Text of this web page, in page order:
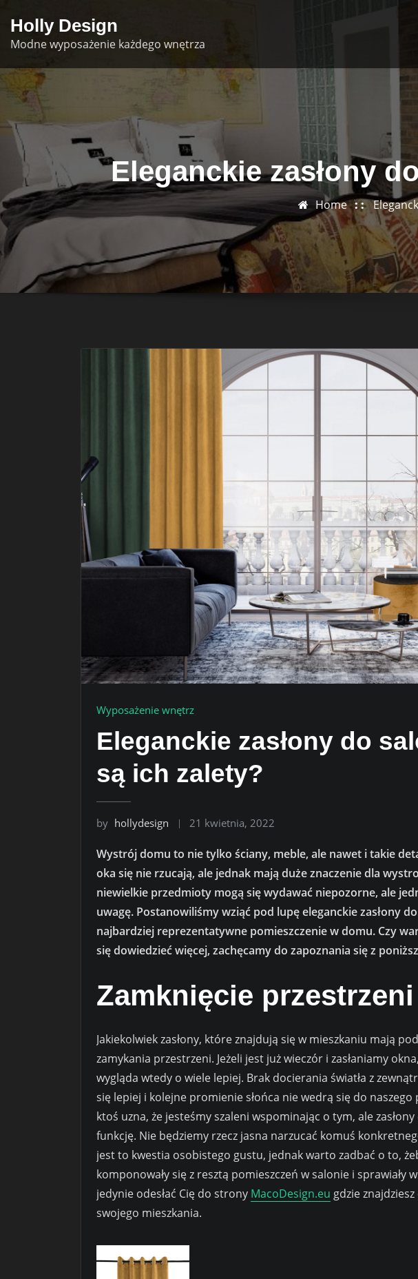
content
Holly Design
Modne wyposażenie każdego wnętrza
Eleganckie zasłony
Home
Wyposażenie wnętrz
Eleganckie zasłony do
są ich zalety?
by hollydesign 21 kwietnia, 2022
Wystrój domu to nie tylko ściany, meble, ale nawet i takie
oka się nie rzucają, ale jednak mają duże znaczenie dla
niewielkie przedmioty mogą się wydawać niepozorne, ale
uwagę. Postanowiliśmy wziąć pod lupę eleganckie zasłony
najbardziej reprezentatywne pomieszczenie w domu. Czy
się dowiedzieć więcej, zachęcamy do zapoznania się z
Zamknięcie przestrzeni
Jakiekolwiek zasłony, które znajdują się w mieszkaniu mają
zamykania przestrzeni. Jeżeli jest już wieczór i zasłaniamy
wygląda wtedy o wiele lepiej. Brak docierania światła z
się lepiej i kolejne promienie słońca nie wedrą się do naszego
ktoś uzna, że jesteśmy szaleni wspominając o tym, ale
funkcję. Nie będziemy rzecz jasna narzucać komuś
jest to kwestia osobistego gustu, jednak warto zadbać o to,
komponowały się z resztą pomieszczeń w salonie i sprawiały
jedynie odesłać Cię do strony MacoDesign.eu gdzie
swojego mieszkania.